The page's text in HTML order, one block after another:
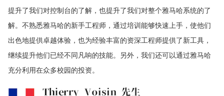
提升了我们对控制台的了解，也提升了我们对整个雅马哈系统的了
解。不熟悉雅马哈的新手工程师，通过培训能够快速上手，使他们
出色地提供卓越体验，也为经验丰富的资深工程师提供了新工具，
继续提升他们已经不同凡响的技能。另外，我们还可以通过雅马哈
充分利用在众多校园的投资。